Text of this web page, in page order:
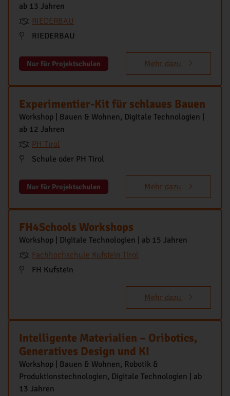
ab 13 Jahren
RIEDERBAU
RIEDERBAU
Nur für Projektschulen Mehr dazu
Experimentier-Kit für schlaues Bauen
Workshop | Bauen & Wohnen, Digitale Technologien |
ab 12 Jahren
PH Tirol
Schule oder PH Tirol
Nur für Projektschulen Mehr dazu
FH4Schools Workshops
Workshop | Digitale Technologien | ab 15 Jahren
Fachhochschule Kufstein Tirol
FH Kufstein
Mehr dazu
Intelligente Materialien – Oribotics,
Generatives Design und KI
Workshop | Bauen & Wohnen, Robotik &
Produktionstechnologien, Digitale Technologien | ab
13 Jahren